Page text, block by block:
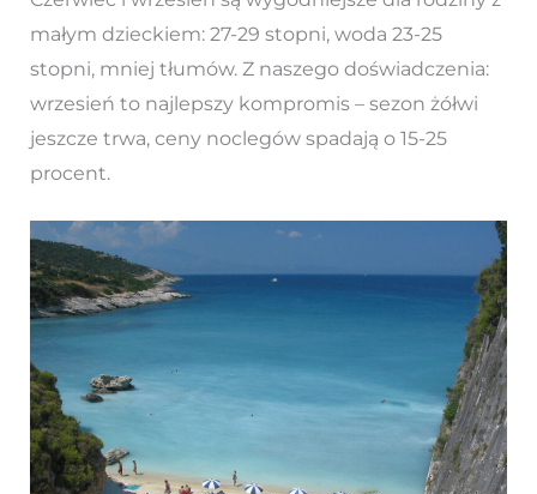
małym dzieckiem: 27-29 stopni, woda 23-25
stopni, mniej tłumów. Z naszego doświadczenia:
wrzesień to najlepszy kompromis – sezon żółwi
jeszcze trwa, ceny noclegów spadają o 15-25
procent.